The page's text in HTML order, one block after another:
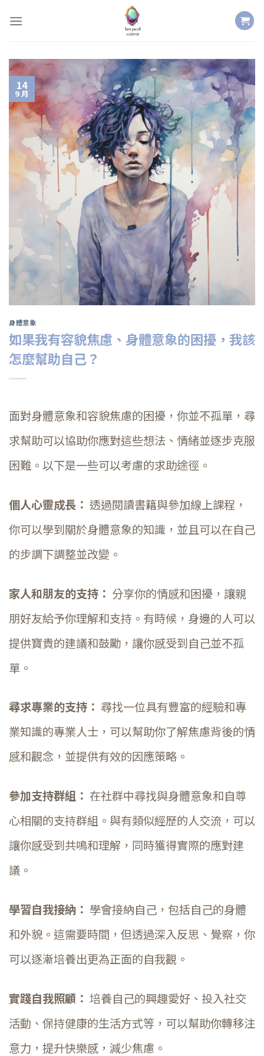
14
9 月
身體意象
如果我有容貌焦慮、身體意象的困擾，我該
怎麼幫助自己？
面對身體意象和容貌焦慮的困擾，你並不孤單，尋
求幫助可以協助你應對這些想法、情緒並逐步克服
困難。以下是一些可以考慮的求助途徑。
個人心靈成長： 透過閱讀書籍與參加線上課程，
你可以學到關於身體意象的知識，並且可以在自己
的步調下調整並改變。
家人和朋友的支持： 分享你的情感和困擾，讓親
朋好友給予你理解和支持。有時候，身邊的人可以
提供寶貴的建議和鼓勵，讓你感受到自己並不孤
單。
尋求專業的支持： 尋找一位具有豐富的經驗和專
業知識的專業人士，可以幫助你了解焦慮背後的情
感和觀念，並提供有效的因應策略。
參加支持群組： 在社群中尋找與身體意象和自尊
心相關的支持群組。與有類似經歷的人交流，可以
讓你感受到共鳴和理解，同時獲得實際的應對建
議。
學習自我接納： 學會接納自己，包括自己的身體
和外貌。這需要時間，但透過深入反思、覺察，你
可以逐漸培養出更為正面的自我觀。
實踐自我照顧： 培養自己的興趣愛好、投入社交
活動、保持健康的生活方式等，可以幫助你轉移注
意力，提升快樂感，減少焦慮。